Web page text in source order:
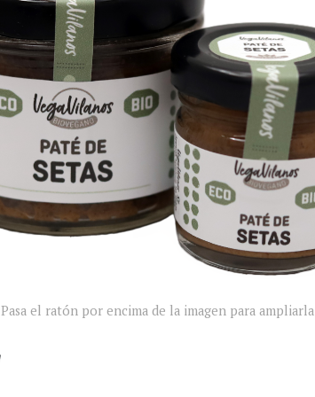
Pasa el ratón por encima de la imagen para ampliarla